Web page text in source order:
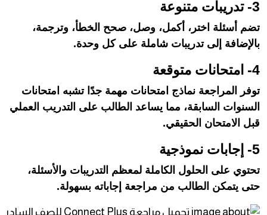
3- تدريبات متنوعة
تضم أسئلة اختر، أكمل، وصل، صحح الخطأ، وترجمة،
بالإضافة إلى تدريبات شاملة على كل وحدة.
4- امتحانات متوقعة
توفر المراجعة نماذج امتحانات مهمة جدًا تشبه امتحانات
السنوات السابقة، مما يساعد الطالب على التدريب العملي
قبل الامتحان الحقيقي.
5- إجابات نموذجية
تحتوي على الحلول الكاملة لمعظم التدريبات والأسئلة،
حتى يتمكن الطالب من مراجعة إجاباته بسهولة.